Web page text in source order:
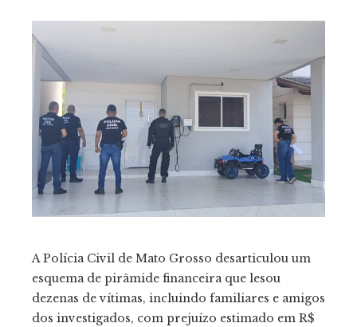
A Polícia Civil de Mato Grosso desarticulou um
esquema de pirâmide financeira que lesou
dezenas de vítimas, incluindo familiares e amigos
dos investigados, com prejuízo estimado em R$